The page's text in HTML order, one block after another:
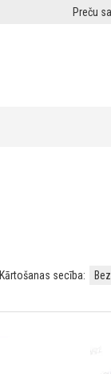
Preču
Kārtošanas secība: